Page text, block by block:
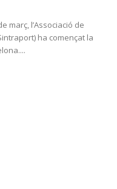
març, l’Associació de
ha començat la